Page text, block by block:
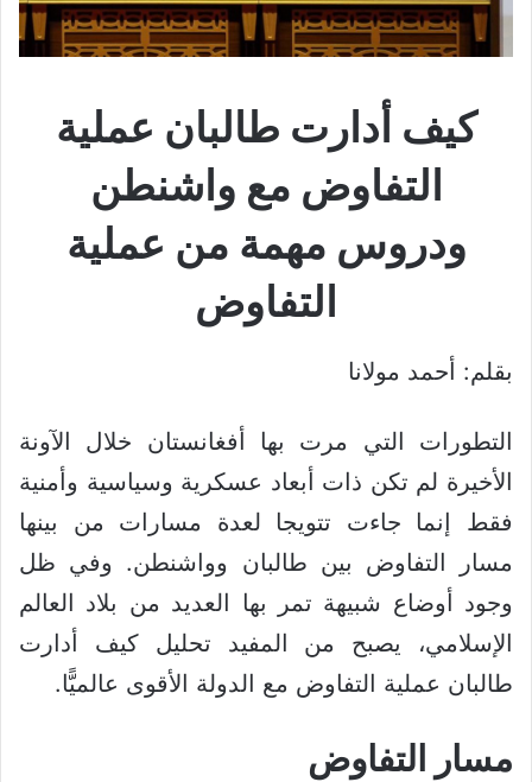
كيف أدارت طالبان عملية
التفاوض مع واشنطن
ودروس مهمة من عملية
التفاوض
بقلم: أحمد مولانا
التطورات التي مرت بها أفغانستان خلال الآونة
الأخيرة لم تكن ذات أبعاد عسكرية وسياسية وأمنية
فقط إنما جاءت تتويجا لعدة مسارات من بينها
مسار التفاوض بين طالبان وواشنطن. وفي ظل
وجود أوضاع شبيهة تمر بها العديد من بلاد العالم
الإسلامي، يصبح من المفيد تحليل كيف أدارت
طالبان عملية التفاوض مع الدولة الأقوى عالميًّا.
مسار التفاوض